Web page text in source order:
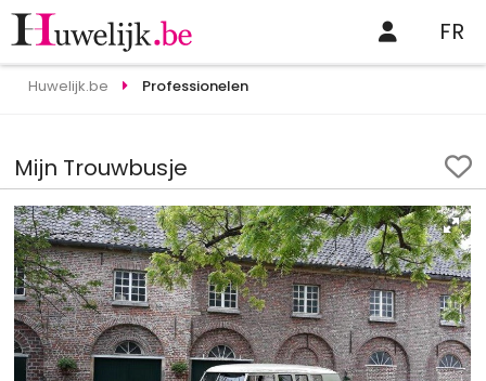
FR
Huwelijk.be Professionelen
Mijn Trouwbusje